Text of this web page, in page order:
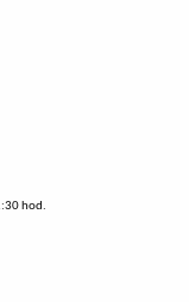
hod.